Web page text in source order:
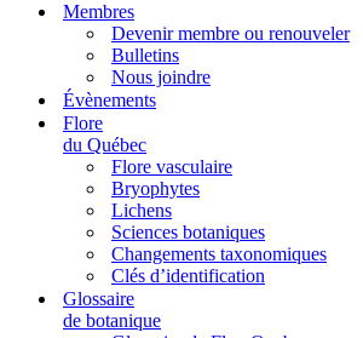
Membres
Devenir membre ou renouveler
Bulletins
Nous joindre
Évènements
Flore
du Québec
Flore vasculaire
Bryophytes
Lichens
Sciences botaniques
Changements taxonomiques
Clés d’identification
Glossaire
de botanique